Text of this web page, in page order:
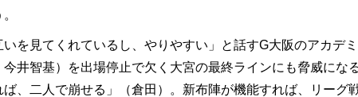
を見てくれているし、やりやすい」と話すG大阪のアカデ
井智基）を出場停止で欠く大宮の最終ラインにも脅威にな
ば、二人で崩せる」（倉田）。新布陣が機能すれば、リーグ